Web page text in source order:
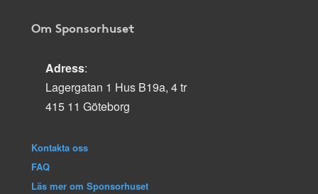
Om Sponsorhuset
Adress:
Lagergatan 1 Hus B19a, 4 tr
415 11 Göteborg
Kontakta oss
FAQ
Läs mer om Sponsorhuset